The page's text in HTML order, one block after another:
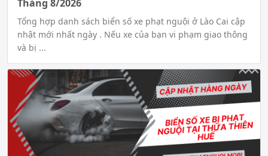
Tháng 8/2026
Tổng hợp danh sách biển số xe phạt nguội ở Lào Cai cập
nhật mới nhất ngày . Nếu xe của bạn vi phạm giao thông
và bị ...